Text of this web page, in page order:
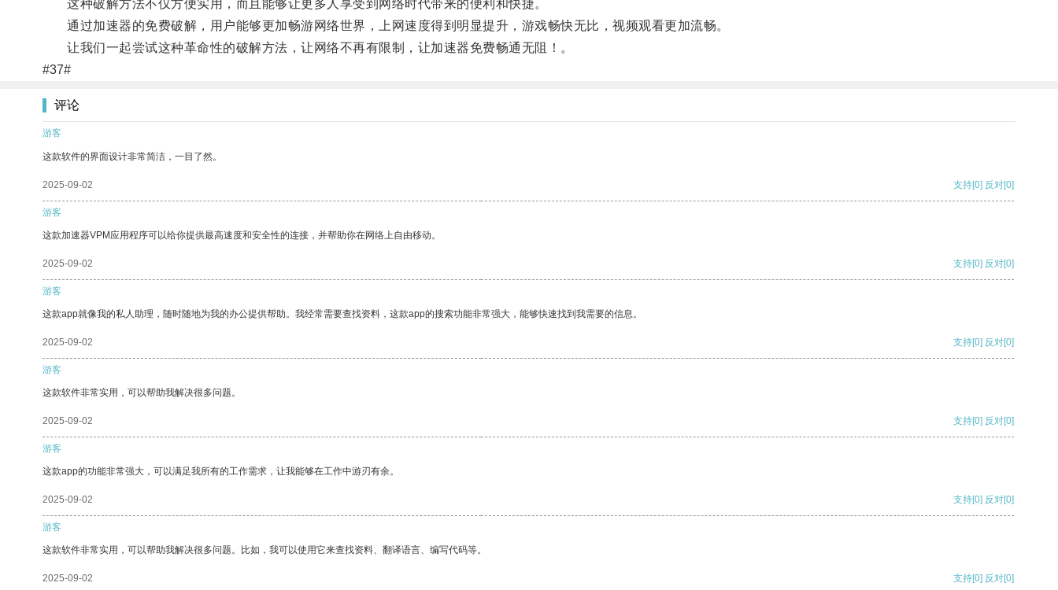
这种破解方法不仅方便实用，而且能够让更多人享受到网络时代带来的便利和快捷。
通过加速器的免费破解，用户能够更加畅游网络世界，上网速度得到明显提升，游戏畅快无比，视频观看更加流畅。
让我们一起尝试这种革命性的破解方法，让网络不再有限制，让加速器免费畅通无阻！。
#37#
评论
游客
这款软件的界面设计非常简洁，一目了然。
2025-09-02 支持[0] 反对[0]
游客
这款加速器VPM应用程序可以给你提供最高速度和安全性的连接，并帮助你在网络上自由移动。
2025-09-02 支持[0] 反对[0]
游客
这款app就像我的私人助理，随时随地为我的办公提供帮助。我经常需要查找资料，这款app的搜索功能非常强大，能够快速找到我需要的信息。
2025-09-02 支持[0] 反对[0]
游客
这款软件非常实用，可以帮助我解决很多问题。
2025-09-02 支持[0] 反对[0]
游客
这款app的功能非常强大，可以满足我所有的工作需求，让我能够在工作中游刃有余。
2025-09-02 支持[0] 反对[0]
游客
这款软件非常实用，可以帮助我解决很多问题。比如，我可以使用它来查找资料、翻译语言、编写代码等。
2025-09-02 支持[0] 反对[0]